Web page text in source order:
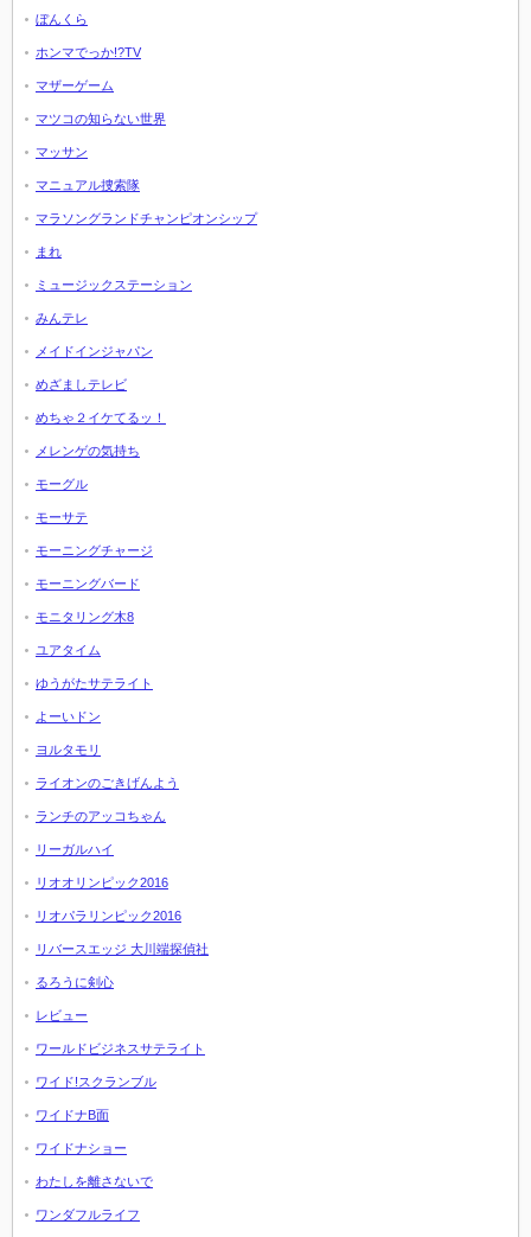
ぼんくら
ホンマでっか!?TV
マザーゲーム
マツコの知らない世界
マッサン
マニュアル捜索隊
マラソングランドチャンピオンシップ
まれ
ミュージックステーション
みんテレ
メイドインジャパン
めざましテレビ
めちゃ２イケてるッ！
メレンゲの気持ち
モーグル
モーサテ
モーニングチャージ
モーニングバード
モニタリング木8
ユアタイム
ゆうがたサテライト
よーいドン
ヨルタモリ
ライオンのごきげんよう
ランチのアッコちゃん
リーガルハイ
リオオリンピック2016
リオパラリンピック2016
リバースエッジ 大川端探偵社
るろうに剣心
レビュー
ワールドビジネスサテライト
ワイド!スクランブル
ワイドナB面
ワイドナショー
わたしを離さないで
ワンダフルライフ